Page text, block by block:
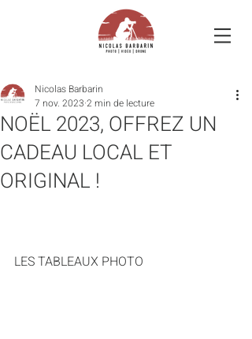
NOËL 2023, OFFREZ UN
CADEAU LOCAL ET
ORIGINAL !
Nicolas Barbarin
7 nov. 2023 2 min de lecture
LES TABLEAUX PHOTO